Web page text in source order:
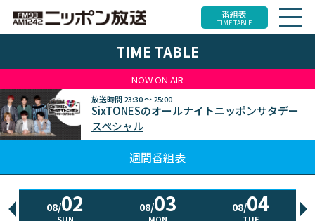
番組表
TIME TABLE
TIME TABLE
NOW ON AIR
放送時間23:30 ～ 25:00
SixTONESのオールナイトニッポンサタデー
スペシャル
週間番組表
08/02 08/03 08/04